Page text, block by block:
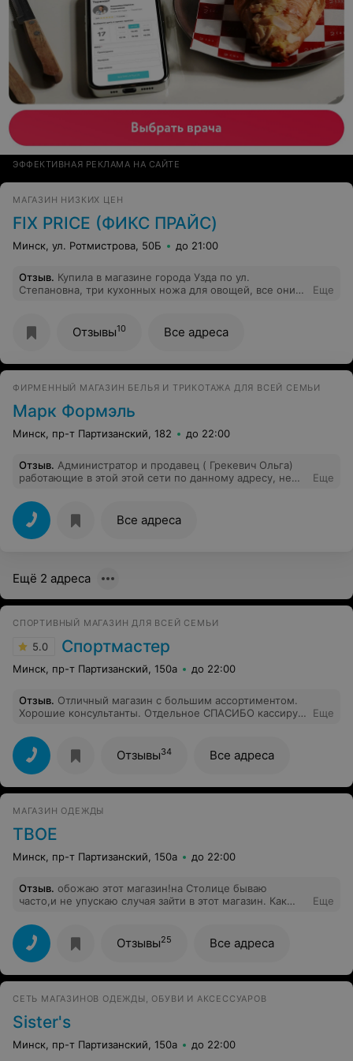
ЭФФЕКТИВНАЯ РЕКЛАМА НА САЙТЕ
МАГАЗИН НИЗКИХ ЦЕН
FIX PRICE (ФИКС ПРАЙС)
Минск, ул. Ротмистрова, 50Б до 21:00
Отзыв. Купила в магазине города Узда по ул.
Степановна, три кухонных ножа для овощей, все они
ясно понять что замены не будет. Поэтому хотите
выбросить деньги, идите в эту сеть магазинов.
Еще
Отзывы10 Все адреса
ФИРМЕННЫЙ МАГАЗИН БЕЛЬЯ И ТРИКОТАЖА ДЛЯ ВСЕЙ СЕМЬИ
Марк Формэль
Минск, пр-т Партизанский, 182 до 22:00
Отзыв. Администратор и продавец ( Грекевич Ольга)
работающие в этой этой сети по данному адресу, не
них ни все размеры на женский джемпер, новая
модель, разговаривали на повышенных тонах!
Вышестоящее руководство, пожалуйста, подбирайте
квалифицированных сотрудников!
Еще
Все адреса
Ещё 2 адреса
СПОРТИВНЫЙ МАГАЗИН ДЛЯ ВСЕЙ СЕМЬИ
5.0 Спортмастер
Минск, пр-т Партизанский, 150а до 22:00
Отзыв. Отличный магазин с большим ассортиментом.
Хорошие консультанты. Отдельное СПАСИБО кассиру
Еще
Отзывы34 Все адреса
МАГАЗИН ОДЕЖДЫ
ТВОЕ
Минск, пр-т Партизанский, 150а до 22:00
Отзыв. обожаю этот магазин!на Столице бываю
часто,и не упускаю случая зайти в этот магазин. Как
посоветуют.Радует ассортимент и качество. Только
места моловато,второй магазин побольше будет;)
Еще
Отзывы25 Все адреса
СЕТЬ МАГАЗИНОВ ОДЕЖДЫ, ОБУВИ И АКСЕССУАРОВ
Sister's
Минск, пр-т Партизанский, 150а до 22:00